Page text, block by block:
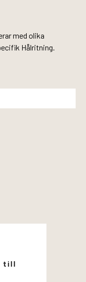
med olika
Hålritning.
till